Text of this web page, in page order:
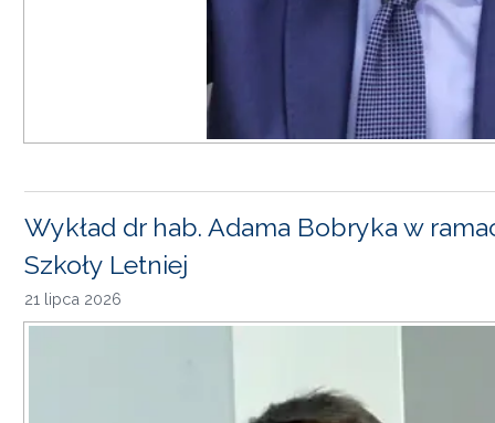
Wykład dr hab. Adama Bobryka w
Szkoły Letniej
21 lipca 2026